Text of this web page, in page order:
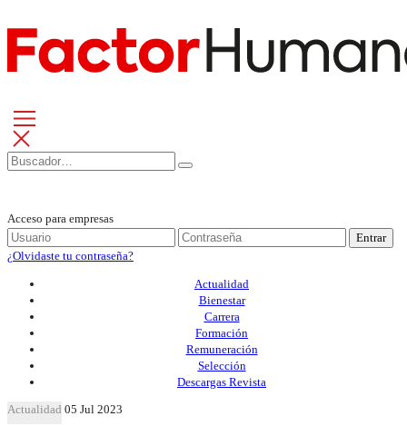
Acceso para empresas
Entrar
¿Olvidaste tu contraseña?
Actualidad
Bienestar
Carrera
Formación
Remuneración
Selección
Descargas Revista
Actualidad 05 Jul 2023